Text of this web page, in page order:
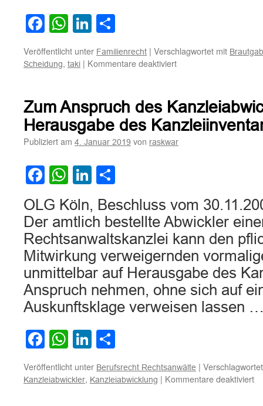
Facebook
WhatsApp
LinkedIn
Veröffentlicht unter Familienrecht | Verschlagwortet mit
Scheidung, taki | Kommentare deaktiviertfür
bzw.
der
Braut
gegen
Brautgabe
(taki)
nach
Scheitern
einer
nach
türkischem
Hochzeitsritus
geschlossenen
Ehe
Zum Anspruch des
Herausgabe des
Publiziert am 4. Januar 2019 von raskwar
Facebook
WhatsApp
LinkedIn
OLG Köln, Beschluss vom
Der amtlich bestellte Abwickler
Rechtsanwaltskanzlei kann den
Mitwirkung verweigernden
unmittelbar auf Herausgabe des
Anspruch nehmen, ohne sich auf
Auskunftsklage verweisen lassen
Facebook
WhatsApp
LinkedIn
Veröffentlicht unter Berufsrecht Rechtsanwälte |
Kanzleiabwickler, Kanzleiabwicklung | Kommentare deaktiviertfür